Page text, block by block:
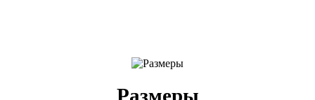
Размеры